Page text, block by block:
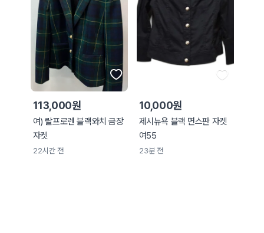
113,000원
여) 랄프로렌 블랙와치 금장
자켓
22시간 전
10,000원
제시뉴욕 블랙 면스판 자켓
여55
23분 전